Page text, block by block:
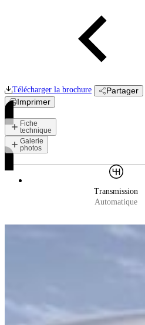
Télécharger la brochure
Partager
Imprimer
Fiche
technique
Galerie
photos
Transmission
Automatique